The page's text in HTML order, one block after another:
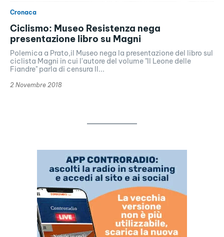
Cronaca
Ciclismo: Museo Resistenza nega
presentazione libro su Magni
Polemica a Prato,il Museo nega la presentazione del libro sul
ciclista Magni in cui l'autore del volume "Il Leone delle
Fiandre" parla di censura Il...
2 Novembre 2018